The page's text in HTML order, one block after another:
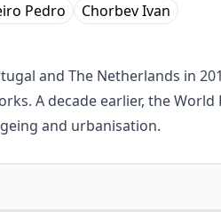
Pedro Chorbev Ivan
and The Netherlands in
A decade earlier, the
and urbanisation.